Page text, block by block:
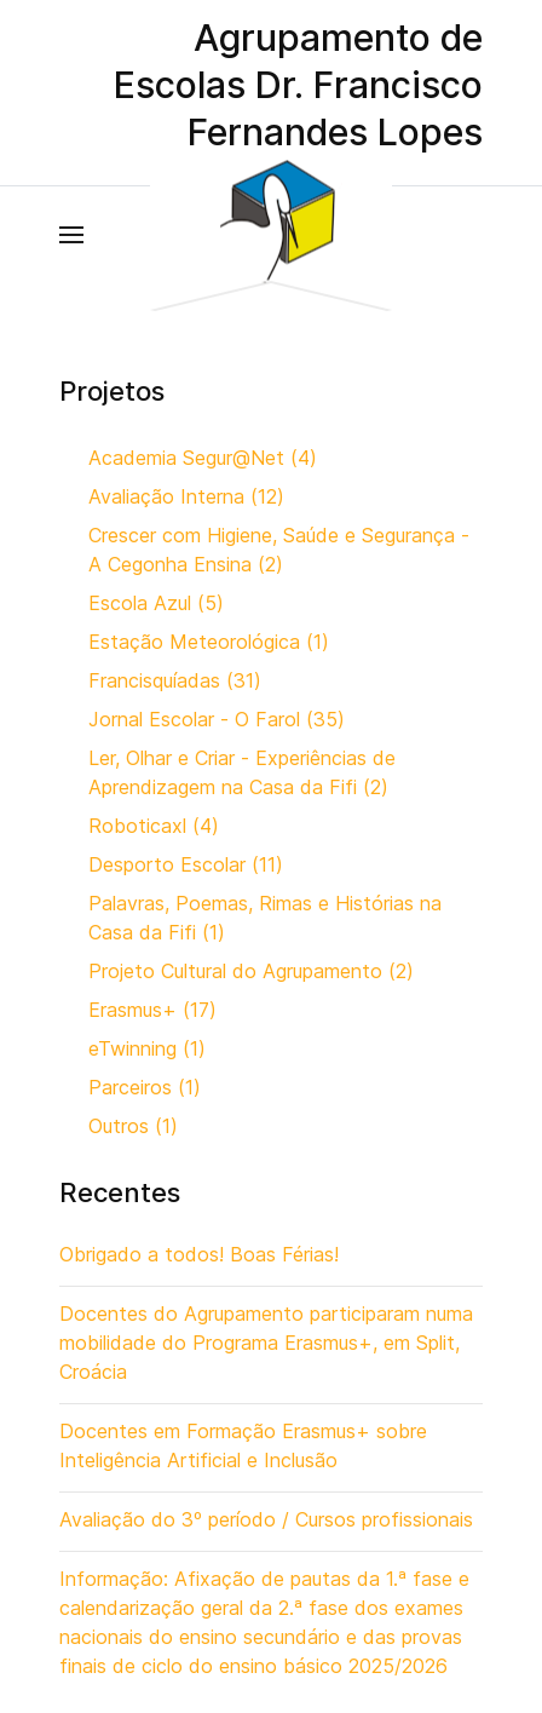
Agrupamento de
Escolas Dr. Francisco
Fernandes Lopes
Projetos
Academia Segur@Net (4)
Avaliação Interna (12)
Crescer com Higiene, Saúde e Segurança -
A Cegonha Ensina (2)
Escola Azul (5)
Estação Meteorológica (1)
Francisquíadas (31)
Jornal Escolar - O Farol (35)
Ler, Olhar e Criar - Experiências de
Aprendizagem na Casa da Fifi (2)
Roboticaxl (4)
Desporto Escolar (11)
Palavras, Poemas, Rimas e Histórias na
Casa da Fifi (1)
Projeto Cultural do Agrupamento (2)
Erasmus+ (17)
eTwinning (1)
Parceiros (1)
Outros (1)
Recentes
Obrigado a todos! Boas Férias!
Docentes do Agrupamento participaram numa
mobilidade do Programa Erasmus+, em Split,
Croácia
Docentes em Formação Erasmus+ sobre
Inteligência Artificial e Inclusão
Avaliação do 3º período / Cursos profissionais
Informação: Afixação de pautas da 1.ª fase e
calendarização geral da 2.ª fase dos exames
nacionais do ensino secundário e das provas
finais de ciclo do ensino básico 2025/2026